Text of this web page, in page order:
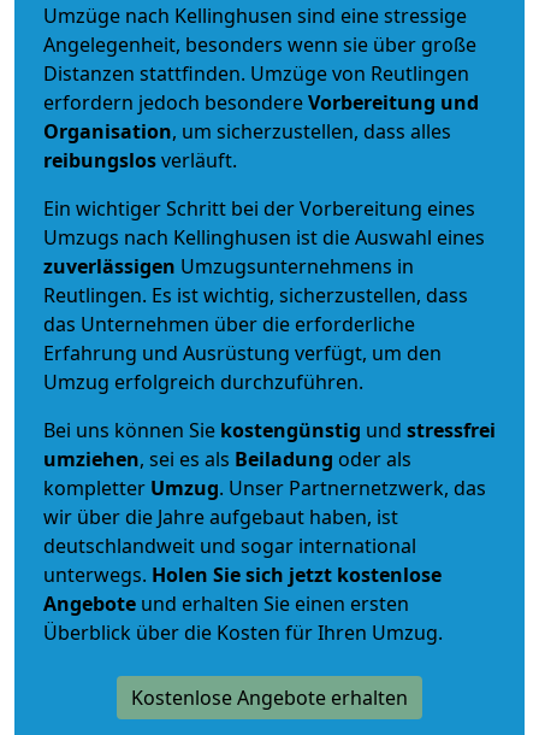
Umzüge nach Kellinghusen sind eine stressige
Angelegenheit, besonders wenn sie über große
Distanzen stattfinden. Umzüge von Reutlingen
erfordern jedoch besondereVorbereitung und
Organisation, um sicherzustellen, dass alles
reibungslosverläuft.
Ein wichtiger Schritt bei der Vorbereitung eines
Umzugs nach Kellinghusen ist die Auswahl eines
zuverlässigen Umzugsunternehmens in
Reutlingen. Es ist wichtig, sicherzustellen, dass
das Unternehmen über die erforderliche
Erfahrung und Ausrüstung verfügt, um den
Umzug erfolgreich durchzuführen.
Bei uns können Sie kostengünstig und stressfrei
umziehen, sei es als Beiladung oder als
kompletter Umzug. Unser Partnernetzwerk, das
wir über die Jahre aufgebaut haben, ist
deutschlandweit und sogar international
unterwegs. Holen Sie sich jetzt kostenlose
Angebote und erhalten Sie einen ersten
Überblick über die Kosten für Ihren Umzug.
Kostenlose Angebote erhalten